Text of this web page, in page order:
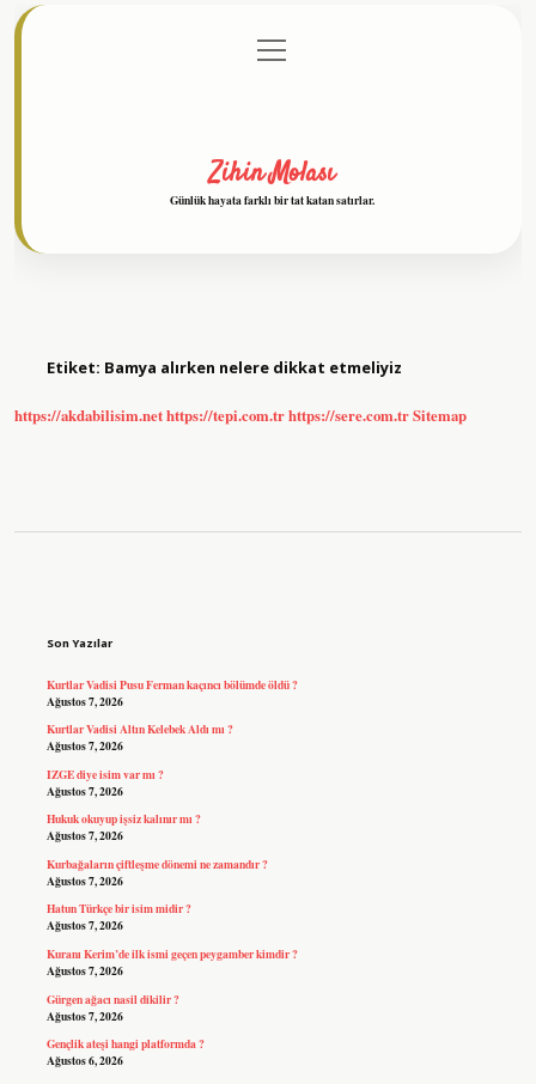
Gizlilik Politikası
menüyü
aç
Zihin Molası
Günlük hayata farklı bir tat katan satırlar.
Etiket: Bamya alırken nelere dikkat etmeliyiz
https://akdabilisim.nethttps://tepi.com.trhttps://sere.com.trSitemap
Son Yazılar
Kurtlar Vadisi Pusu Ferman kaçıncı bölümde öldü ?
Ağustos 7, 2026
Kurtlar Vadisi Altın Kelebek Aldı mı ?
Ağustos 7, 2026
IZGE diye isim var mı ?
Ağustos 7, 2026
Hukuk okuyup işsiz kalınır mı ?
Ağustos 7, 2026
Kurbağaların çiftleşme dönemi ne zamandır ?
Ağustos 7, 2026
Hatun Türkçe bir isim midir ?
Ağustos 7, 2026
Kuranı Kerim’de ilk ismi geçen peygamber kimdir ?
Ağustos 7, 2026
Gürgen ağacı nasil dikilir ?
Ağustos 7, 2026
Gençlik ateşi hangi platformda ?
Ağustos 6, 2026